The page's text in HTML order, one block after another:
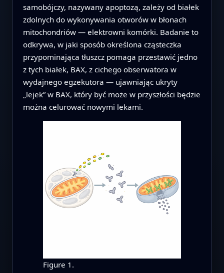
samobójczy, nazywany apoptozą, zależy od białek
zdolnych do wykonywania otworów w błonach
mitochondriów — elektrowni komórki. Badanie to
odkrywa, w jaki sposób określona cząsteczka
przypominająca tłuszcz pomaga przestawić jedno
z tych białek, BAX, z cichego obserwatora w
wydajnego egzekutora — ujawniając ukryty
„lejek” w BAX, który być może w przyszłości będzie
można celurować nowymi lekami.
Figure 1.